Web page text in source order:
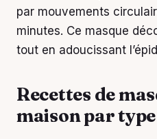
par mouvements
minutes. Ce masque
tout en adoucissant
Recettes de
maison par